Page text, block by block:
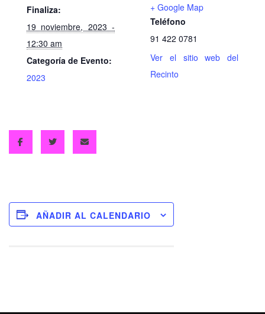
Finaliza:
19 noviembre, 2023 -
12:30 am
Categoría de Evento:
2023
+ Google Map
Teléfono
91 422 0781
Ver el sitio web del
Recinto
AÑADIR AL CALENDARIO